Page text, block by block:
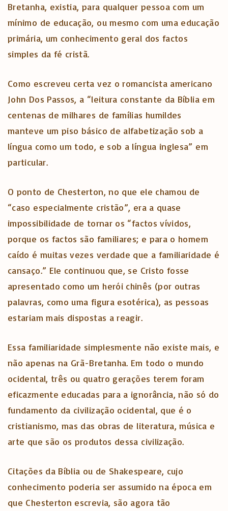
Bretanha, existia, para qualquer pessoa com um
mínimo de educação, ou mesmo com uma educação
primária, um conhecimento geral dos factos
simples da fé cristã.
Como escreveu certa vez o romancista americano
John Dos Passos, a “leitura constante da Bíblia em
centenas de milhares de famílias humildes
manteve um piso básico de alfabetização sob a
língua como um todo, e sob a língua inglesa” em
particular.
O ponto de Chesterton, no que ele chamou de
“caso especialmente cristão”, era a quase
impossibilidade de tornar os “factos vívidos,
porque os factos são familiares; e para o homem
caído é muitas vezes verdade que a familiaridade é
cansaço.” Ele continuou que, se Cristo fosse
apresentado como um herói chinês (por outras
palavras, como uma figura esotérica), as pessoas
estariam mais dispostas a reagir.
Essa familiaridade simplesmente não existe mais, e
não apenas na Grã-Bretanha. Em todo o mundo
ocidental, três ou quatro gerações terem foram
eficazmente educadas para a ignorância, não só do
fundamento da civilização ocidental, que é o
cristianismo, mas das obras de literatura, música e
arte que são os produtos dessa civilização.
Citações da Bíblia ou de Shakespeare, cujo
conhecimento poderia ser assumido na época em
que Chesterton escrevia, são agora tão